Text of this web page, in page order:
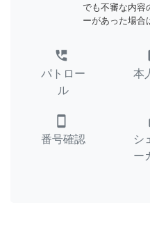
でも不審な内容
ーがあった場合
perm_phone_msg
パトロー
ル
本
smartphone
番号確認
シ
ー